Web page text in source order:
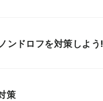
ンドロフを対策しよう!
策